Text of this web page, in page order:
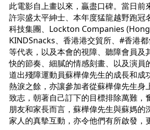
此電影自上畫以來，贏盡口碑。當日前
許宗盛太平紳士、本年度猛龍越野跑冠
科技集團、Lockton Companies (Hong
KINDSnacks、香港港交貿所、 #香港
等代表，以及本會的視障、聽障會員及
快的節奏、細膩的情感刻畫、以及演員
道出殘障運動員蘇樺偉先生的成長和成
熱淚之餘，亦讓參加者從蘇樺偉先生身
致志，朝著自己訂下的目標排除萬難，
朋友和家長而言，蘇樺偉先生與蘇媽的
家人的真摰互動，亦令他們有所啟發，